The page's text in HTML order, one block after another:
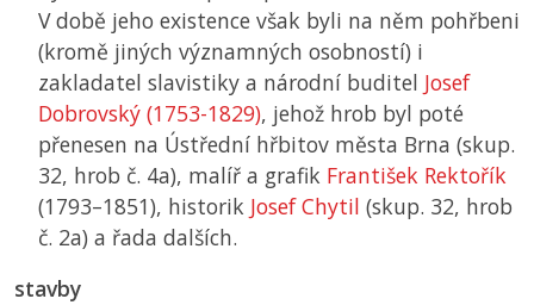
V době jeho existence však byli na něm pohřbeni
(kromě jiných významných osobností) i
zakladatel slavistiky a národní buditel Josef
Dobrovský (1753-1829), jehož hrob byl poté
přenesen na Ústřední hřbitov města Brna (skup.
32, hrob č. 4a), malíř a grafik František Rektořík
(1793–1851), historik Josef Chytil (skup. 32, hrob
č. 2a) a řada dalších.
stavby